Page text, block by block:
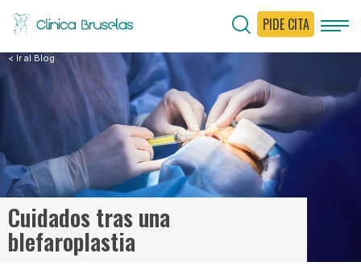
PIDE CITA
< Ir al Blog
Cuidados tras una
blefaroplastia